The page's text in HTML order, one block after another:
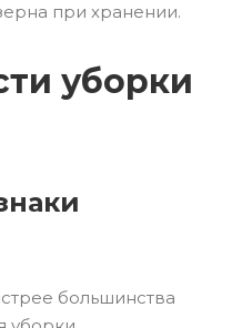
при хранении.
уборки
большинства